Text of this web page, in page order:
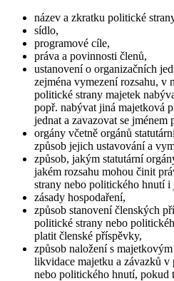
název a zkratku politické
sídlo,
programové cíle,
práva a povinnosti členů,
ustanovení o organizačních
zejména vymezení rozsahu, v
politické strany majetek
popř. nabývat jiná majetková
jednat a zavazovat se jménem
orgány včetně orgánů
způsob jejich ustavování a
způsob, jakým statutární
jakém rozsahu mohou činit
strany nebo politického hnutí
zásady hospodaření,
způsob stanovení členských
politické strany nebo
platit členské příspěvky,
způsob naložení s
likvidace majetku a závazků
nebo politického hnutí, pokud